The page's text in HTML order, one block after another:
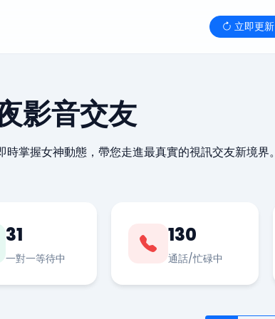
立即更新
影音交友
掌握女神動態，帶您走進最真實的視訊交友新境界。
31
一對一等待中
130
通話/忙碌中